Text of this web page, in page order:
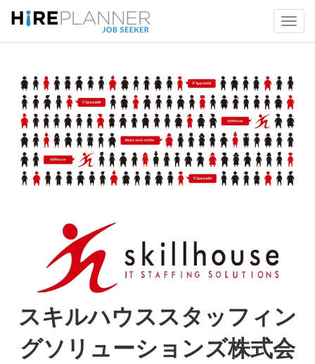
スキルハウススタッフィン
グソリューションズ株式会